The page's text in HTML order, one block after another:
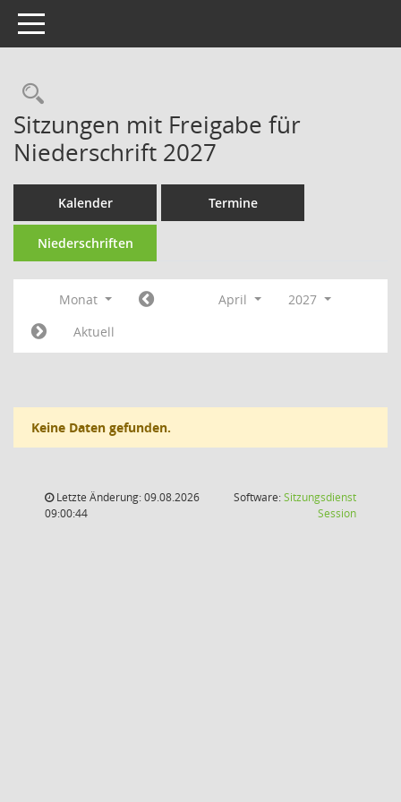
Toggle navigation
Rechercheauswahl
Sitzungen mit Freigabe für
Niederschrift 2027
Kalender Termine
Niederschriften
Monat April
2027
Aktuell
Keine Daten gefunden.
Letzte Änderung: 09.08.2026
09:00:44
Software:Sitzungsdienst
Session(Wird in